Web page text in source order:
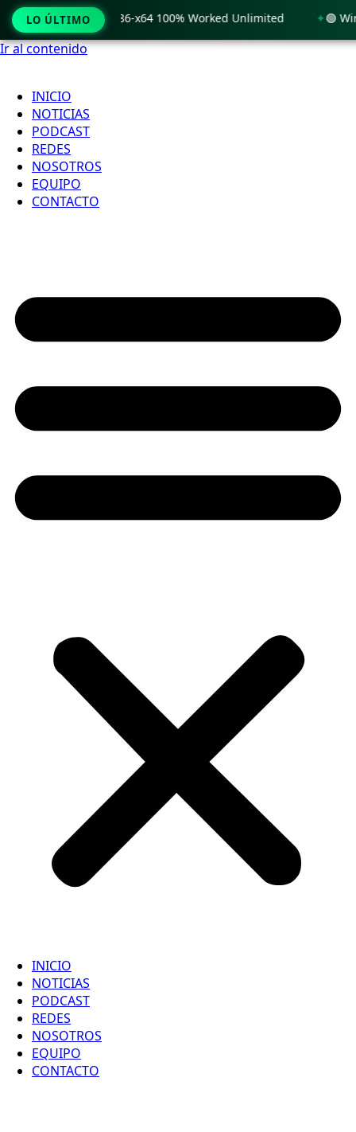
Ir al contenido
INICIO
NOTICIAS
PODCAST
REDES
NOSOTROS
EQUIPO
CONTACTO
INICIO
NOTICIAS
PODCAST
REDES
NOSOTROS
EQUIPO
CONTACTO
LO ÚLTIMO
11 x86-x64 100% Worked Unlimited 🟢 WinRAR